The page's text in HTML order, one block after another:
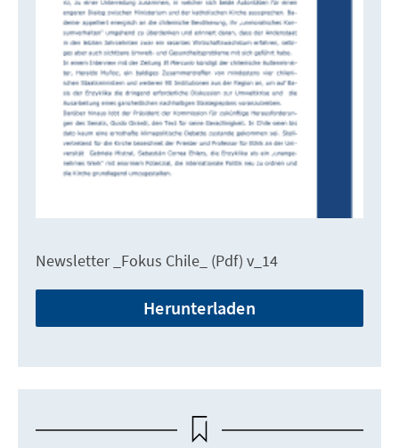
Newsletter _Fokus Chile_ (Pdf) v_14
Herunterladen